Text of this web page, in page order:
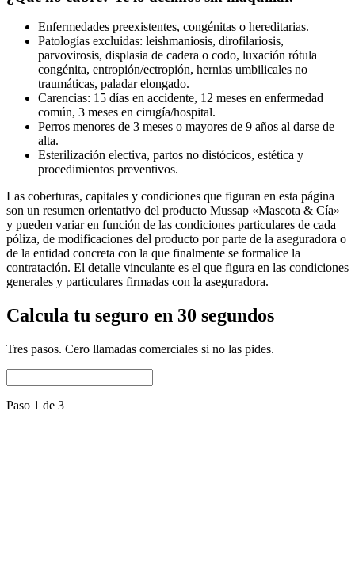
Enfermedades preexistentes, congénitas o hereditarias.
Patologías excluidas: leishmaniosis, dirofilariosis,
parvovirosis, displasia de cadera o codo, luxación rótula
congénita, entropión/ectropión, hernias umbilicales no
traumáticas, paladar elongado.
Carencias: 15 días en accidente, 12 meses en enfermedad
común, 3 meses en cirugía/hospital.
Perros menores de 3 meses o mayores de 9 años al darse de
alta.
Esterilización electiva, partos no distócicos, estética y
procedimientos preventivos.
Las coberturas, capitales y condiciones que figuran en esta página
son un resumen orientativo del producto Mussap «Mascota & Cía»
y pueden variar en función de las condiciones particulares de cada
póliza, de modificaciones del producto por parte de la aseguradora o
de la entidad concreta con la que finalmente se formalice la
contratación. El detalle vinculante es el que figura en las condiciones
generales y particulares firmadas con la aseguradora.
Calcula tu seguro en 30 segundos
Tres pasos. Cero llamadas comerciales si no las pides.
Paso 1 de 3